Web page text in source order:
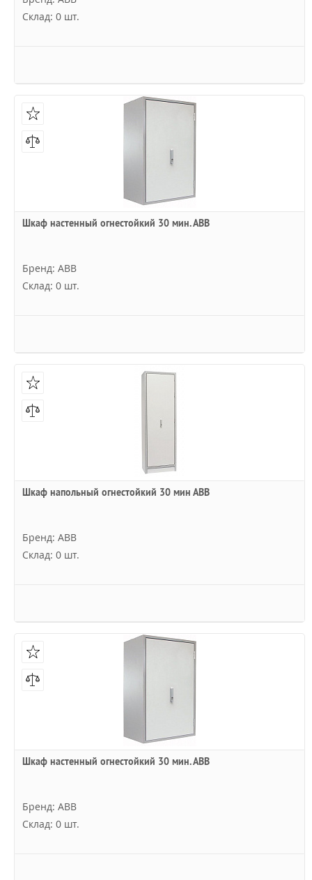
Склад: 0 шт.
Шкаф настенный огнестойкий 30 мин. АВВ
Бренд: ABB
Склад: 0 шт.
Шкаф напольный огнестойкий 30 мин АВВ
Бренд: ABB
Склад: 0 шт.
Шкаф настенный огнестойкий 30 мин. АВВ
Бренд: ABB
Склад: 0 шт.